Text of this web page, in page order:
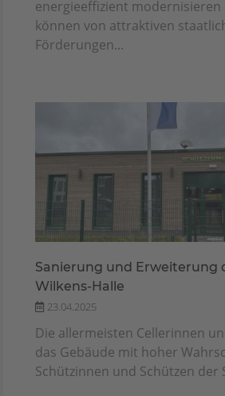
energieeffizient modernisieren
können von attraktiven
Förderungen...
Sanierung und Erweiterung
Wilkens-Halle
23.04.2025
Die allermeisten Cellerinnen
das Gebäude mit hoher
Schützinnen und Schützen der